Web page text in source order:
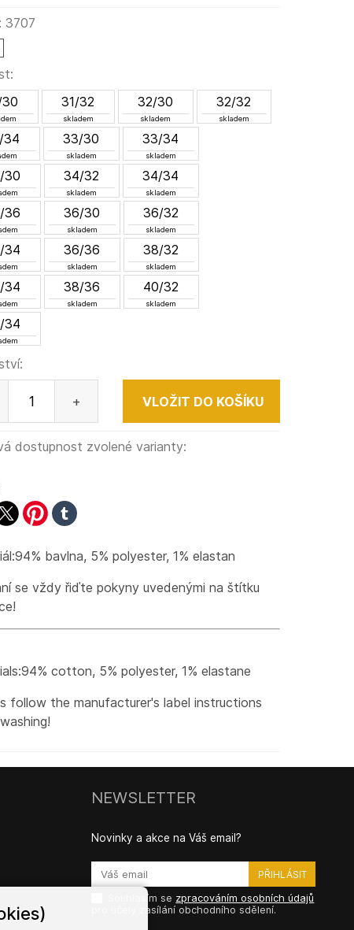
3707
30
31/32
skladem
32/30
skladem
32/32
skladem
34 33/30
skladem
33/34
skladem
30 34/32
skladem
34/34
skladem
36 36/30
skladem
36/32
skladem
34 36/36
skladem
38/32
skladem
34 38/36
skladem
40/32
skladem
34
+
dostupnost zvolené varianty:
pinterest
tumblr
bavlna, 5% polyester, 1% elastan
se vždy řiďte pokyny uvedenými na štítku
cotton, 5% polyester, 1% elastane
follow the manufacturer's label instructions
NEWSLETTER
Novinky a akce na Váš email?
Souhlasím se zpracováním osobních údajů
pro účely zasílání obchodního sdělení.